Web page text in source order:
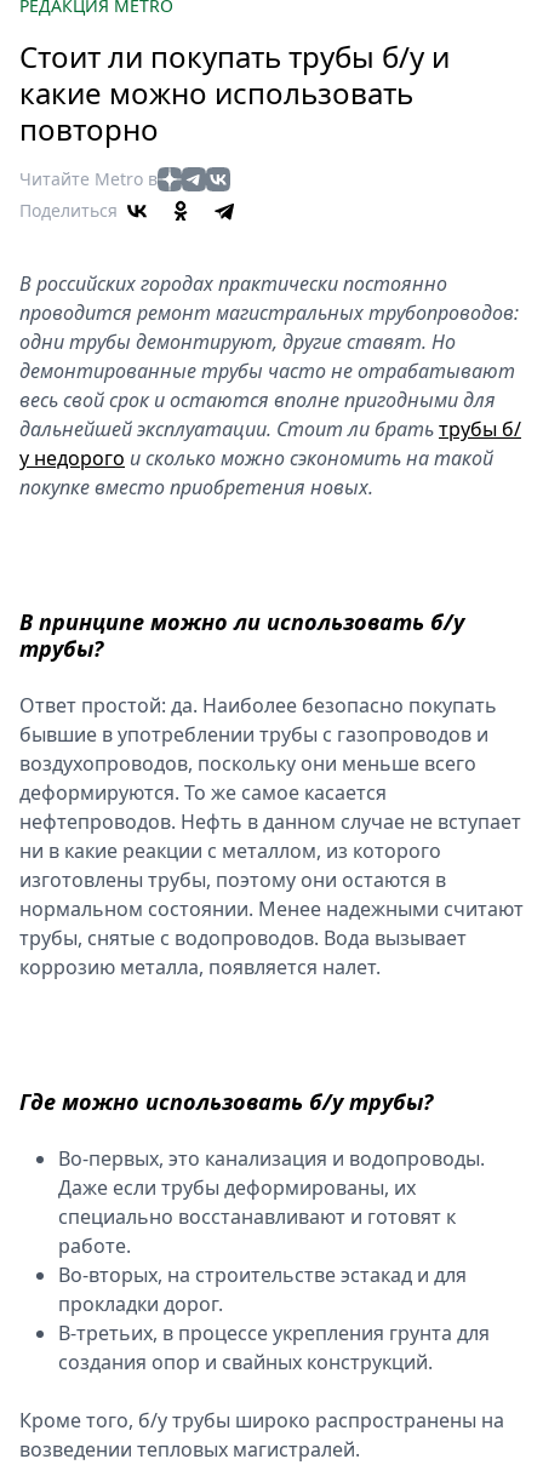
Мир
Здоровье
Еда
Туризм
Мода
Афиша
Книги
Выставки
Пресс-
релизы
О
Выборы
Metro
РЕДАКЦИЯ METRO
Стоит ли покупать трубы б/у и
какие можно использовать
повторно
Читайте Metro в
Поделиться
В российских городах практически постоянно
проводится ремонт магистральных трубопроводов:
одни трубы демонтируют, другие ставят. Но
демонтированные трубы часто не отрабатывают
весь свой срок и остаются вполне пригодными для
дальнейшей эксплуатации. Стоит ли братьтрубы б/
у недорого и сколько можно сэкономить на такой
покупке вместо приобретения новых.
В принципе можно ли использовать б/у
трубы?
Ответ простой: да. Наиболее безопасно покупать
бывшие в употреблении трубы с газопроводов и
воздухопроводов, поскольку они меньше всего
деформируются. То же самое касается
нефтепроводов. Нефть в данном случае не вступает
ни в какие реакции с металлом, из которого
изготовлены трубы, поэтому они остаются в
нормальном состоянии. Менее надежными считают
трубы, снятые с водопроводов. Вода вызывает
коррозию металла, появляется налет.
Где можно использовать б/у трубы?
Во-первых, это канализация и водопроводы.
Даже если трубы деформированы, их
специально восстанавливают и готовят к
работе.
Во-вторых, на строительстве эстакад и для
прокладки дорог.
В-третьих, в процессе укрепления грунта для
создания опор и свайных конструкций.
Кроме того, б/у трубы широко распространены на
возведении тепловых магистралей.